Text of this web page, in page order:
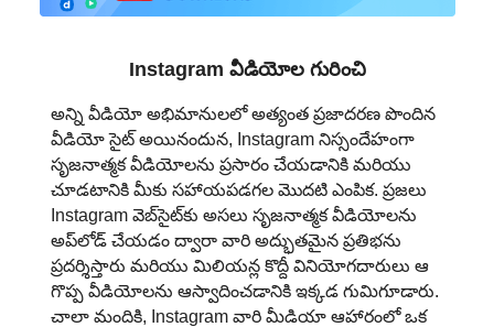
தமிழ்
ਪੰਜਾਬੀ
اُردُو
తెలుగు
हिंदी
Instagram వీడియోల గురించి
అన్ని వీడియో అభిమానులలో అత్యంత ప్రజాదరణ పొందిన
వీడియో సైట్ అయినందున, Instagram నిస్సందేహంగా
సృజనాత్మక వీడియోలను ప్రసారం చేయడానికి మరియు
చూడటానికి మీకు సహాయపడగల మొదటి ఎంపిక. ప్రజలు
Instagram వెబ్‌సైట్‌కు అసలు సృజనాత్మక వీడియోలను
అప్‌లోడ్ చేయడం ద్వారా వారి అద్భుతమైన ప్రతిభను
ప్రదర్శిస్తారు మరియు మిలియన్ల కొద్దీ వినియోగదారులు ఆ
గొప్ప వీడియోలను ఆస్వాదించడానికి ఇక్కడ గుమిగూడారు.
చాలా మందికి, Instagram వారి మీడియా ఆహారంలో ఒక